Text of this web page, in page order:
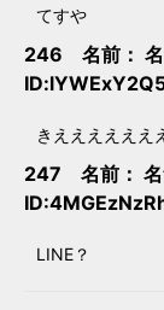
てすや
246 名前：
きええええええ
247 名前：
LINE？